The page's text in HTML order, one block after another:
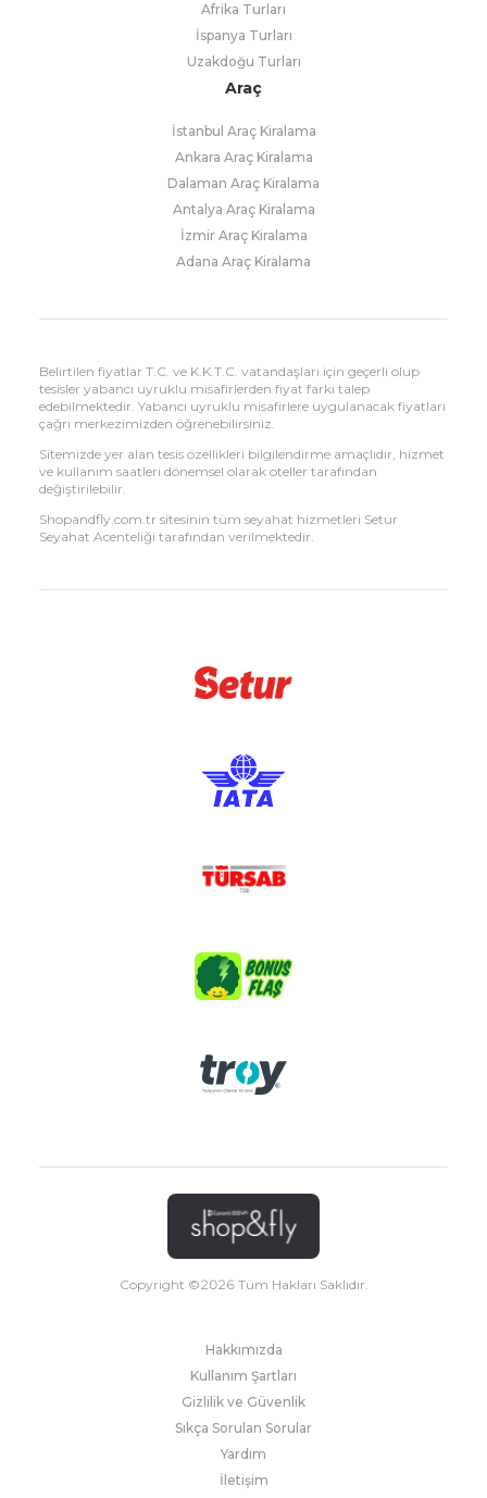
Afrika Turları
İspanya Turları
Uzakdoğu Turları
Araç
İstanbul Araç Kiralama
Ankara Araç Kiralama
Dalaman Araç Kiralama
Antalya Araç Kiralama
İzmir Araç Kiralama
Adana Araç Kiralama
Belirtilen fiyatlar T.C. ve K.K.T.C. vatandaşları için geçerli olup
tesisler yabancı uyruklu misafirlerden fiyat farkı talep
edebilmektedir. Yabancı uyruklu misafirlere uygulanacak fiyatları
çağrı merkezimizden öğrenebilirsiniz.
Sitemizde yer alan tesis özellikleri bilgilendirme amaçlıdır, hizmet
ve kullanım saatleri dönemsel olarak oteller tarafından
değiştirilebilir.
Shopandfly.com.tr sitesinin tüm seyahat hizmetleri Setur
Seyahat Acenteliği tarafından verilmektedir.
Copyright ©2026Tüm Hakları Saklıdır.
Hakkımızda
Kullanım Şartları
Gizlilik ve Güvenlik
Sıkça Sorulan Sorular
Yardım
İletişim